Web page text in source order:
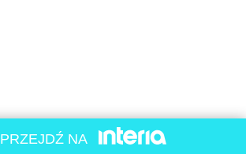
PRZEJDŹ NA